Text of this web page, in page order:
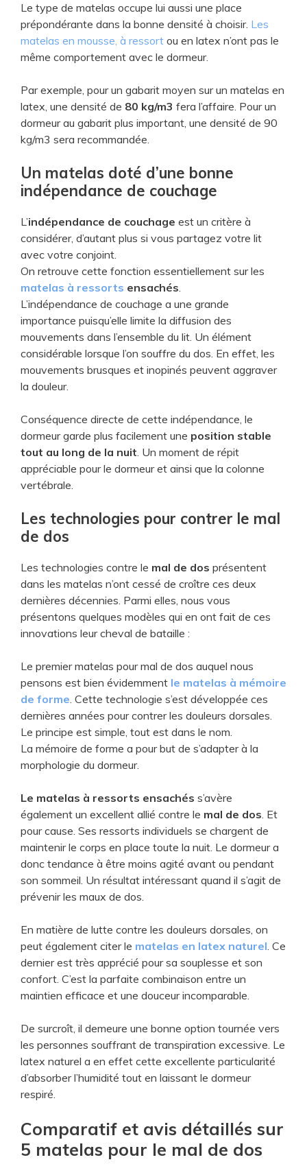
Le type de matelas occupe lui aussi une place
prépondérante dans la bonne densité à choisir. Les
matelas en mousse, à ressort ou en latex n’ont pas le
même comportement avec le dormeur.
Par exemple, pour un gabarit moyen sur un matelas en
latex, une densité de 80 kg/m3 fera l’affaire. Pour un
dormeur au gabarit plus important, une densité de 90
kg/m3 sera recommandée.
Un matelas doté d’une bonne
indépendance de couchage
L’indépendance de couchage est un critère à
considérer, d’autant plus si vous partagez votre lit
avec votre conjoint.
On retrouve cette fonction essentiellement sur les
matelas à ressorts ensachés.
L’indépendance de couchage a une grande
importance puisqu’elle limite la diffusion des
mouvements dans l’ensemble du lit. Un élément
considérable lorsque l’on souffre du dos. En effet, les
mouvements brusques et inopinés peuvent aggraver
la douleur.
Conséquence directe de cette indépendance, le
dormeur garde plus facilement une position stable
tout au long de la nuit. Un moment de répit
appréciable pour le dormeur et ainsi que la colonne
vertébrale.
Les technologies pour contrer le mal
de dos
Les technologies contre le mal de dos présentent
dans les matelas n’ont cessé de croître ces deux
dernières décennies. Parmi elles, nous vous
présentons quelques modèles qui en ont fait de ces
innovations leur cheval de bataille :
Le premier matelas pour mal de dos auquel nous
pensons est bien évidemment le matelas à mémoire
de forme. Cette technologie s’est développée ces
dernières années pour contrer les douleurs dorsales.
Le principe est simple, tout est dans le nom.
La mémoire de forme a pour but de s’adapter à la
morphologie du dormeur.
Le matelas à ressorts ensachés s’avère
également un excellent allié contre le mal de dos. Et
pour cause. Ses ressorts individuels se chargent de
maintenir le corps en place toute la nuit. Le dormeur a
donc tendance à être moins agité avant ou pendant
son sommeil. Un résultat intéressant quand il s’agit de
prévenir les maux de dos.
En matière de lutte contre les douleurs dorsales, on
peut également citer le matelas en latex naturel. Ce
dernier est très apprécié pour sa souplesse et son
confort. C’est la parfaite combinaison entre un
maintien efficace et une douceur incomparable.
De surcroît, il demeure une bonne option tournée vers
les personnes souffrant de transpiration excessive. Le
latex naturel a en effet cette excellente particularité
d’absorber l’humidité tout en laissant le dormeur
respiré.
Comparatif et avis détaillés sur
5 matelas pour le mal de dos